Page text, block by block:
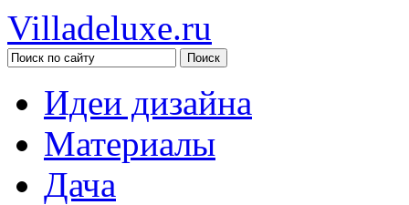
Villadeluxe.ru
Идеи дизайна
Материалы
Дача